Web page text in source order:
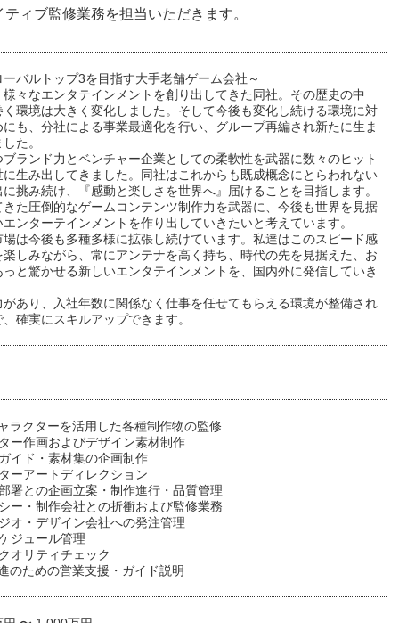
ィブ監修業務を担当いただきます。
バルトップ3を目指す大手老舗ゲーム会社～
々なエンタテインメントを創り出してきた同社。その歴史の中
く環境は大きく変化しました。そして今後も変化し続ける環境に対
も、分社による事業最適化を行い、グループ再編され新たに生ま
た。
ランド力とベンチャー企業としての柔軟性を武器に数々のヒット
に生み出してきました。同社はこれからも既成概念にとらわれない
挑み続け、『感動と楽しさを世界へ』届けることを目指します。
きた圧倒的なゲームコンテンツ制作力を武器に、今後も世界を見据
ンターテインメントを作り出していきたいと考えています。
場は今後も多種多様に拡張し続けています。私達はこのスピード感
しみながら、常にアンテナを高く持ち、時代の先を見据えた、お
と驚かせる新しいエンタテインメントを、国内外に発信していき
があり、入社年数に関係なく仕事を任せてもらえる環境が整備され
確実にスキルアップできます。
ラクターを活用した各種制作物の監修
ー作画およびデザイン素材制作
イド・素材集の企画制作
ーアートディレクション
署との企画立案・制作進行・品質管理
ー・制作会社との折衝および監修業務
オ・デザイン会社への発注管理
ジュール管理
オリティチェック
のための営業支援・ガイド説明